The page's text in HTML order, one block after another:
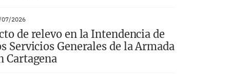
07/2026
de relevo en la Intendencia de
Servicios Generales de la Armada
Cartagena